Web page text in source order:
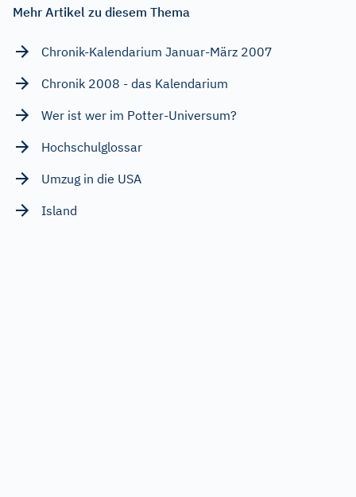
Mehr Artikel zu diesem Thema
Chronik-Kalendarium Januar-März 2007
Chronik 2008 - das Kalendarium
Wer ist wer im Potter-Universum?
Hochschulglossar
Umzug in die USA
Island